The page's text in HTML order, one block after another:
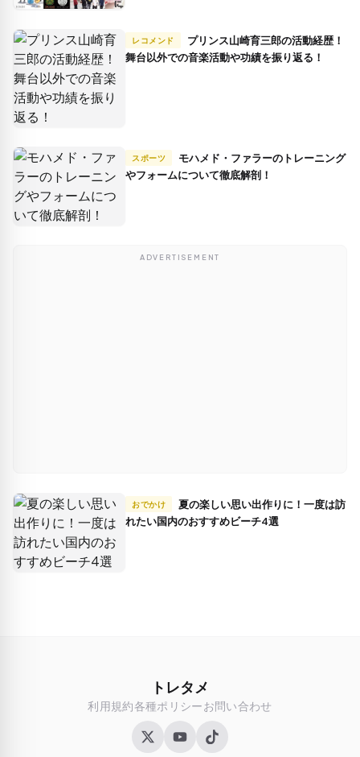
レコメンド
舞台以外での音楽活動や功績を振り返る！
スポーツ
やフォームについて徹底解剖！
ADVERTISEMENT
おでかけ
れたい国内のおすすめビーチ4選
トレタメ
利用規約各種ポリシーお問い合わせ